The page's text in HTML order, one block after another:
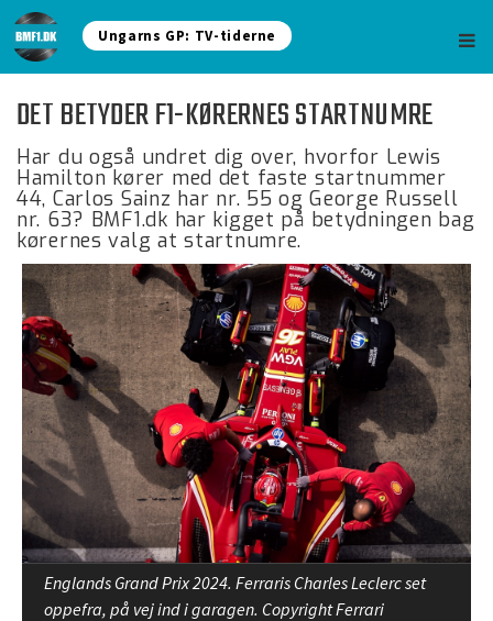
Ungarns GP: TV-tiderne
DET BETYDER F1-KØRERNES STARTNUMRE
Har du også undret dig over, hvorfor Lewis
Hamilton kører med det faste startnummer
44, Carlos Sainz har nr. 55 og George Russell
nr. 63? BMF1.dk har kigget på betydningen bag
kørernes valg at startnumre.
Englands Grand Prix 2024. Ferraris Charles Leclerc set
oppefra, på vej ind i garagen. Copyright Ferrari